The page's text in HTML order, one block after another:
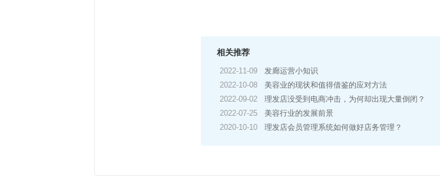
相关推荐
2022-11-09 发廊运营小知识
2022-10-08
美容业的现状和值得借鉴的应对方法
2022-09-02
理发店没受到电商冲击，为何却出现大量倒闭？
2022-07-25
美容行业的发展前景
2020-10-10
理发店会员管理系统如何做好店务管理？